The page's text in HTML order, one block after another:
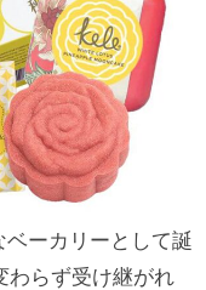
ーカリーとして誕
わらず受け継がれ